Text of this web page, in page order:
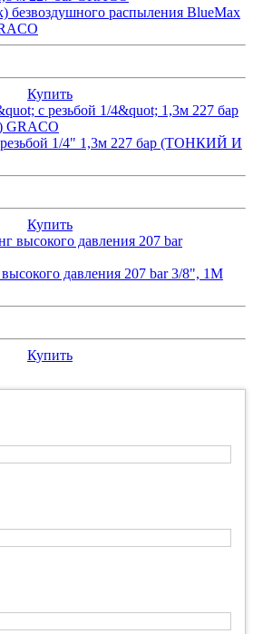
безвоздушного распыления BlueMax
Купить
резьбой 1/4" 1,3м 227 бар (ТОНКИЙ И
Купить
давления 207 bar 3/8", 1M
Купить